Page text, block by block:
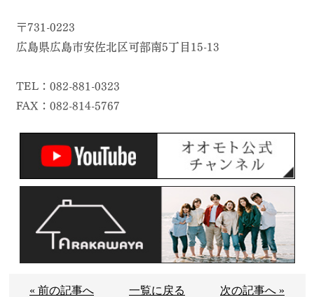
〒731-0223
広島県広島市安佐北区可部南5丁目15-13
TEL：082-881-0323
FAX：082-814-5767
« 前の記事へ 一覧に戻る 次の記事へ »